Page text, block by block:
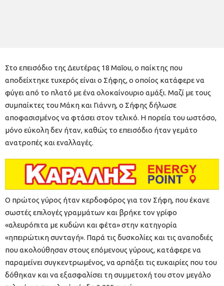
Στο επεισόδιο της Δευτέρας 18 Μαΐου, ο παίκτης που
αποδείχτηκε τυχερός είναι ο Σήφης, ο οποίος κατάφερε να
φύγει από το πλατό με ένα ολοκαίνουριο αμάξι. Μαζί με τους
συμπαίκτες του Μάκη και Γιάννη, ο Σήφης δήλωσε
αποφασισμένος να φτάσει στον τελικό. Η πορεία του ωστόσο,
μόνο εύκολη δεν ήταν, καθώς το επεισόδιο ήταν γεμάτο
ανατροπές και εναλλαγές.
Ο πρώτος γύρος ήταν κερδοφόρος για τον Σήφη, που έκανε
σωστές επιλογές γραμμάτων και βρήκε τον γρίφο
«αλευρόπιτα με κυδώνι και φέτα» στην κατηγορία
«ηπειρώτικη συνταγή». Παρά τις δυσκολίες και τις αναποδιές
που ακολούθησαν στους επόμενους γύρους, κατάφερε να
παραμείνει συγκεντρωμένος, να αρπάξει τις ευκαιρίες που του
δόθηκαν και να εξασφαλίσει τη συμμετοχή του στον μεγάλο